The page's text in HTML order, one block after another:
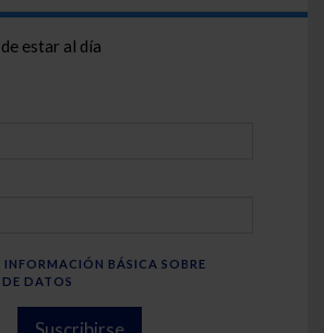
estar al día
INFORMACIÓN BÁSICA SOBRE
DATOS